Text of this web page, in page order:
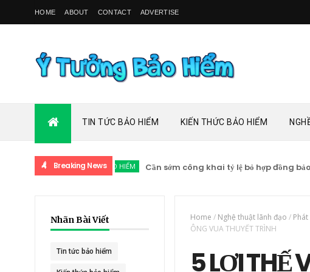
HOME ABOUT CONTACT ADVERTISE
TIN TỨC BẢO HIỂM KIẾN THỨC BẢO HIỂM
Breaking News
KIẾN THỨC BẢO HIỂM Cần sớm công khai tỷ lệ bỏ hợp đồng bảo hiểm
Nhãn Bài Viết
Tin tức bảo hiểm
Home / Nghệ thuật lãnh đạo /
ÔNG VUA THUYẾT TRÌNH
5 LỢI THẾ